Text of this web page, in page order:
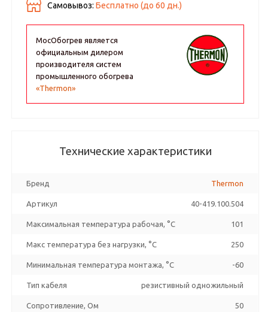
Самовывоз:Бесплатно (до60 дн.)
МосОбогрев является
официальным дилером
производителя систем
промышленного обогрева
«Thermon»
Технические характеристики
Бренд Thermon
Артикул 40-419.100.504
Максимальная температура рабочая, °C 101
Макс температура без нагрузки, °C 250
Минимальная температура монтажа, °C -60
Тип кабеля резистивный одножильный
Сопротивление, Ом 50